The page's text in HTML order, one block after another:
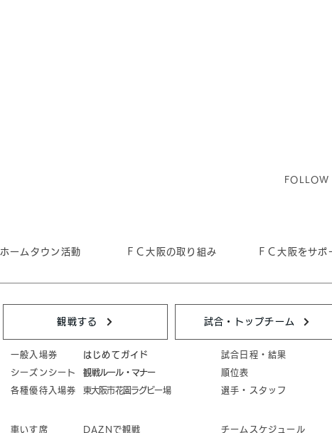
FOLLOW
ホームタウン活動 ＦＣ大阪の取り組み ＦＣ大阪をサポ
観戦する 試合・トップチーム
一般入場券
シーズンシート
各種優待入場券
はじめてガイド
​観戦ルール・マナー
東大阪市花園ラグビー場
試合日程・結果
順位表
選手・スタッフ
車いす席 DAZNで観戦 チームスケジュール